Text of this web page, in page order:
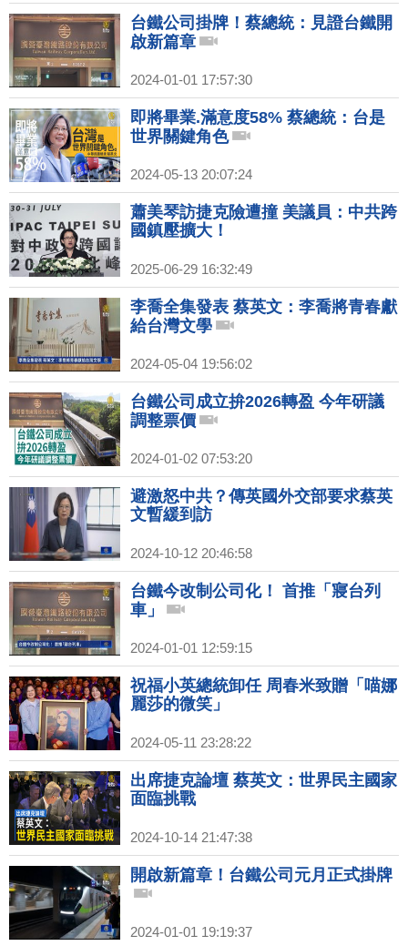
台鐵公司掛牌！蔡總統：見證台鐵開
啟新篇章
2024-01-01 17:57:30
即將畢業.滿意度58% 蔡總統：台是
世界關鍵角色
2024-05-13 20:07:24
蕭美琴訪捷克險遭撞 美議員：中共跨
國鎮壓擴大！
2025-06-29 16:32:49
李喬全集發表 蔡英文：李喬將青春獻
給台灣文學
2024-05-04 19:56:02
台鐵公司成立拚2026轉盈 今年研議
調整票價
2024-01-02 07:53:20
避激怒中共？傳英國外交部要求蔡英
文暫緩到訪
2024-10-12 20:46:58
台鐵今改制公司化！ 首推「寢台列
車」
2024-01-01 12:59:15
祝福小英總統卸任 周春米致贈「喵娜
麗莎的微笑」
2024-05-11 23:28:22
出席捷克論壇 蔡英文：世界民主國家
面臨挑戰
2024-10-14 21:47:38
開啟新篇章！台鐵公司元月正式掛牌
2024-01-01 19:19:37